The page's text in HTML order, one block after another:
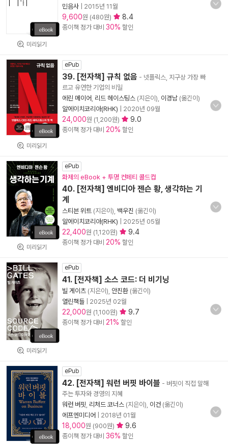
미리읽기
민음사
2015년 11월
9,600원 (480원) 8.4
종이책 정가 대비 30% 할인
미리읽기
ePub
39. [전자책] 규칙 없음 - 넷플릭스, 지구상 가장 빠
르고 유연한 기업의 비밀
에린 메이어 리드 헤이스팅스 (지은이), 이경남 (옮긴이)
알에이치코리아(RHK)
2020년 09월
24,000원 (1,200원) 9.0
종이책 정가 대비 20% 할인
미리읽기
ePub
화제의 eBook + 투명 컨페티 콜드컵
40. [전자책] 엔비디아 젠슨 황, 생각하는 기
계
스티븐 위트 (지은이), 백우진 (옮긴이)
알에이치코리아(RHK)
2025년 05월
22,400원 (1,120원) 9.4
종이책 정가 대비 20% 할인
미리읽기
ePub
41. [전자책] 소스 코드: 더 비기닝
빌 게이츠 (지은이), 안진환 (옮긴이)
열린책들
2025년 02월
22,000원 (1,100원) 9.7
종이책 정가 대비 21% 할인
ePub
42. [전자책] 워런 버핏 바이블 - 버핏이 직접 말해
주는 투자와 경영의 지혜
워런 버핏 리처드 코너스 (지은이), 이건 (옮긴이)
에프엔미디어
2018년 01월
18,000원 (900원) 9.6
종이책 정가 대비 36% 할인